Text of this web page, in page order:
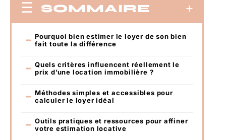
SOMMAIRE
Pourquoi bien estimer le loyer de son bien
fait toute la différence
Quels critères influencent réellement le
prix d’une location immobilière ?
Méthodes simples et accessibles pour
calculer le loyer idéal
Outils pratiques et ressources pour affiner
votre estimation locative